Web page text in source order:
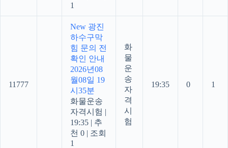
1
11777
New 광진
하수구막
힘 문의 전
확인 안내
2026년08
월08일 19
시35분
화물운송
자격시험 |
19:35 | 추
천 0 | 조회
1
화
물
운
송
자
격
시
험
19:35 0 1